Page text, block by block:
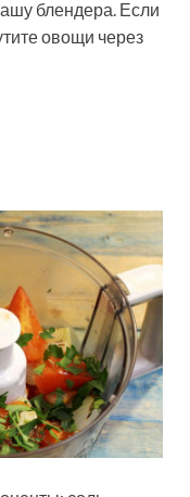
блендера. Если
овощи через